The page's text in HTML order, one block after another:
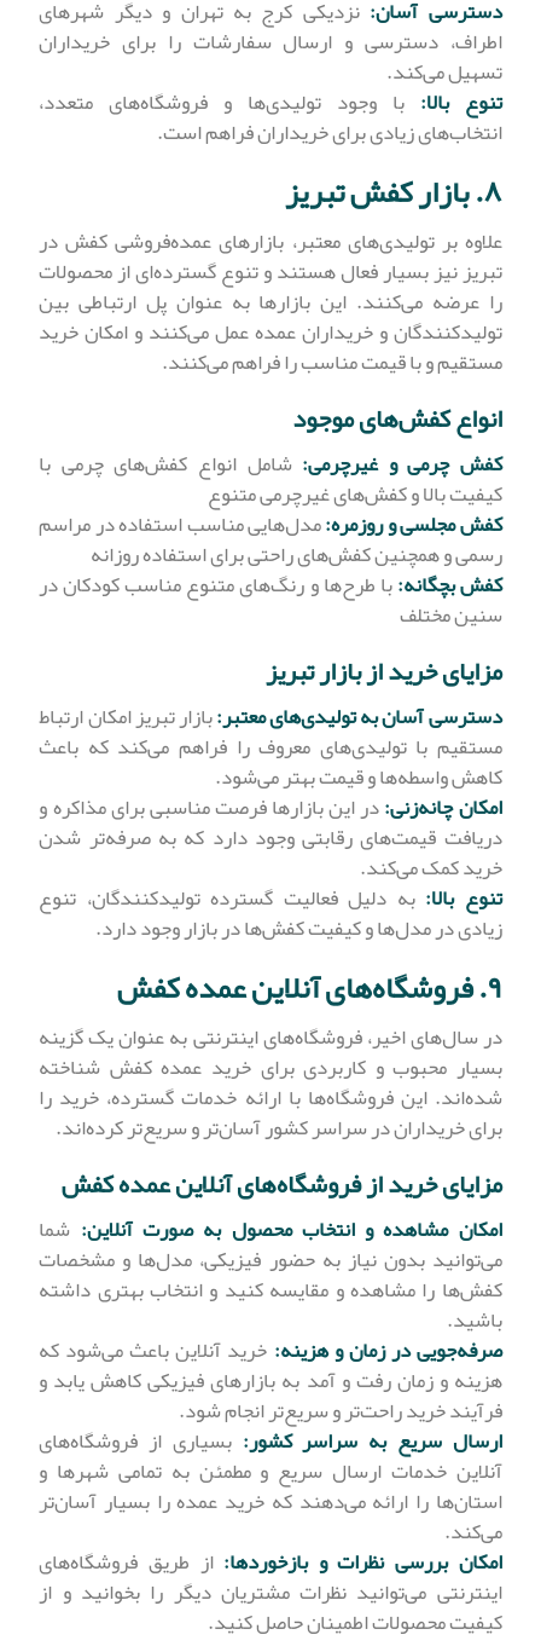
دسترسی آسان: نزدیکی کرج به تهران و دیگر شهرهای
اطراف، دسترسی و ارسال سفارشات را برای خریداران
تسهیل می‌کند.
تنوع بالا: با وجود تولیدی‌ها و فروشگاه‌های متعدد،
انتخاب‌های زیادی برای خریداران فراهم است.
۸. بازار کفش تبریز
علاوه بر تولیدی‌های معتبر، بازارهای عمده‌فروشی کفش در
تبریز نیز بسیار فعال هستند و تنوع گسترده‌ای از محصولات
را عرضه می‌کنند. این بازارها به عنوان پل ارتباطی بین
تولیدکنندگان و خریداران عمده عمل می‌کنند و امکان خرید
مستقیم و با قیمت مناسب را فراهم می‌کنند.
انواع کفش‌های موجود
کفش چرمی و غیرچرمی: شامل انواع کفش‌های چرمی با
کیفیت بالا و کفش‌های غیرچرمی متنوع
کفش مجلسی و روزمره:مدل‌هایی مناسب استفاده در مراسم
رسمی و همچنین کفش‌های راحتی برای استفاده روزانه
کفش بچگانه:با طرح‌ها و رنگ‌های متنوع مناسب کودکان در
سنین مختلف
مزایای خرید از بازار تبریز
دسترسی آسان به تولیدی‌های معتبر:بازار تبریز امکان ارتباط
مستقیم با تولیدی‌های معروف را فراهم می‌کند که باعث
کاهش واسطه‌ها و قیمت بهتر می‌شود.
امکان چانه‌زنی:در این بازارها فرصت مناسبی برای مذاکره و
دریافت قیمت‌های رقابتی وجود دارد که به صرفه‌تر شدن
خرید کمک می‌کند.
تنوع بالا: به دلیل فعالیت گسترده تولیدکنندگان، تنوع
زیادی در مدل‌ها و کیفیت کفش‌ها در بازار وجود دارد.
۹. فروشگاه‌های آنلاین عمده کفش
در سال‌های اخیر، فروشگاه‌های اینترنتی به عنوان یک گزینه
بسیار محبوب و کاربردی برای خرید عمده کفش شناخته
شده‌اند. این فروشگاه‌ها با ارائه خدمات گسترده، خرید را
برای خریداران در سراسر کشور آسان‌تر و سریع‌تر کرده‌اند.
مزایای خرید از فروشگاه‌های آنلاین عمده کفش
امکان مشاهده و انتخاب محصول به صورت آنلاین: شما
می‌توانید بدون نیاز به حضور فیزیکی، مدل‌ها و مشخصات
کفش‌ها را مشاهده و مقایسه کنید و انتخاب بهتری داشته
باشید.
صرفه‌جویی در زمان و هزینه: خرید آنلاین باعث می‌شود که
هزینه و زمان رفت و آمد به بازارهای فیزیکی کاهش یابد و
فرآیند خرید راحت‌تر و سریع‌تر انجام شود.
ارسال سریع به سراسر کشور: بسیاری از فروشگاه‌های
آنلاین خدمات ارسال سریع و مطمئن به تمامی شهرها و
استان‌ها را ارائه می‌دهند که خرید عمده را بسیار آسان‌تر
می‌کند.
امکان بررسی نظرات و بازخوردها: از طریق فروشگاه‌های
اینترنتی می‌توانید نظرات مشتریان دیگر را بخوانید و از
کیفیت محصولات اطمینان حاصل کنید.